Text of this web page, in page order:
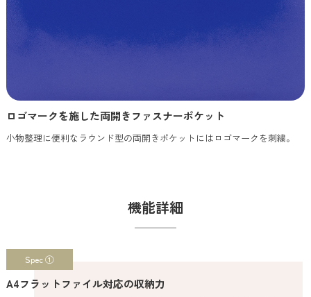
ロゴマークを施した両開きファスナーポケット
小物整理に便利なラウンド型の両開きポケットにはロゴマークを刺繍。
機能詳細
Spec ①
A4フラットファイル対応の収納力